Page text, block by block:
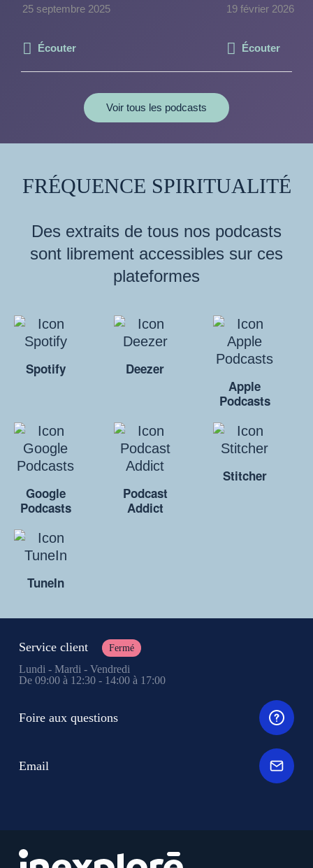
25 septembre 2025
Écouter
19 février 2026
Écouter
Voir tous les podcasts
FRÉQUENCE SPIRITUALITÉ
Des extraits de tous nos podcasts
sont librement accessibles sur ces
plateformes
Spotify
Deezer
Apple
Podcasts
Google
Podcasts
Podcast
Addict
Stitcher
TuneIn
Service client Fermé
Lundi - Mardi - Vendredi
De 09:00 à 12:30 - 14:00 à 17:00
Foire aux questions
Email